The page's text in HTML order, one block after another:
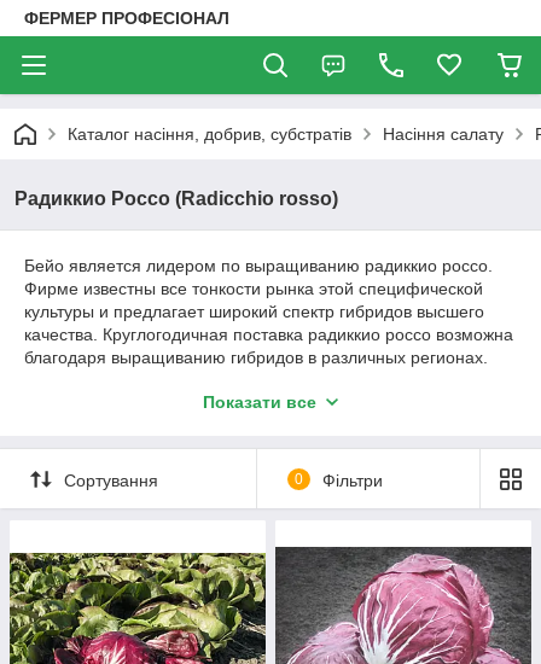
ФЕРМЕР ПРОФЕСІОНАЛ
Каталог насіння, добрив, субстратів Насіння салату
Радиккио Россо (Radicchio rosso)
Бейо является лидером по выращиванию радиккио россо.
Фирме известны все тонкости рынка этой специфической
культуры и предлагает широкий спектр гибридов высшего
качества. Круглогодичная поставка радиккио россо возможна
благодаря выращиванию гибридов в различных регионах.
рекомендации в выращивании. Радиккио первоначально
происхождения. Популярность данной культуры быстро
растет и в других странах. Цей дивовижний овоч з його
унікальними листям кольору рубіна додасть яскравість і
візуальної привабливості.
Показати все
Сортування 0 Фільтри